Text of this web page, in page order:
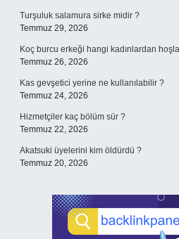
Turşuluk salamura sirke midir ?
Temmuz 29, 2026
Koç burcu erkeği hangi kadınlardan
Temmuz 26, 2026
Kas gevşetici yerine ne kullanılabilir ?
Temmuz 24, 2026
Hizmetçiler kaç bölüm sür ?
Temmuz 22, 2026
Akatsuki üyelerini kim öldürdü ?
Temmuz 20, 2026